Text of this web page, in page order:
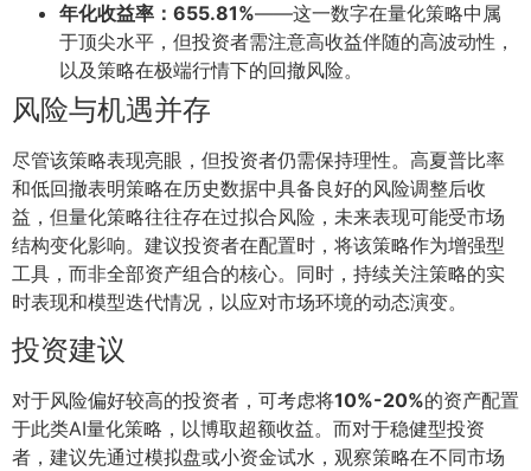
年化收益率：655.81%——这一数字在量化策略中属
于顶尖水平，但投资者需注意高收益伴随的高波动性，
以及策略在极端行情下的回撤风险。
风险与机遇并存
尽管该策略表现亮眼，但投资者仍需保持理性。高夏普比率
和低回撤表明策略在历史数据中具备良好的风险调整后收
益，但量化策略往往存在过拟合风险，未来表现可能受市场
结构变化影响。建议投资者在配置时，将该策略作为增强型
工具，而非全部资产组合的核心。同时，持续关注策略的实
时表现和模型迭代情况，以应对市场环境的动态演变。
投资建议
对于风险偏好较高的投资者，可考虑将10%-20%的资产配置
于此类AI量化策略，以博取超额收益。而对于稳健型投资
者，建议先通过模拟盘或小资金试水，观察策略在不同市场